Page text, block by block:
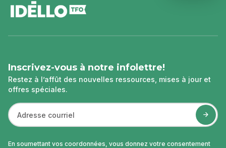
de
page
Inscrivez-vous à notre infolettre!
Restez à l’affût des nouvelles ressources, mises à jour et
offres spéciales.
En soumettant vos coordonnées, vous donnez votre consentement